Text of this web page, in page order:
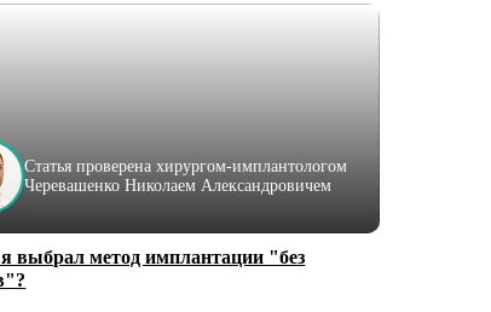
Статья проверена хирургом-имплантологом
Черевашенко Николаем Александровичем
выбрал метод имплантации "без